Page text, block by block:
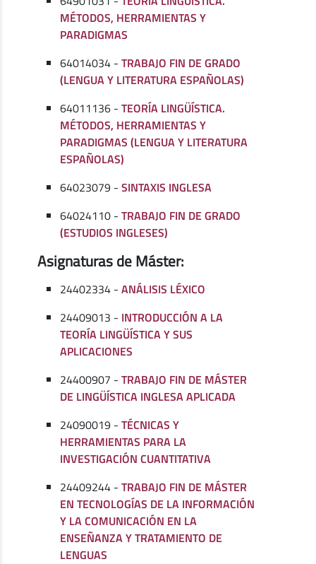
MÉTODOS, HERRAMIENTAS Y
PARADIGMAS
64014034 -TRABAJO FIN DE GRADO
(LENGUA Y LITERATURA ESPAÑOLAS)
64011136 -TEORÍA LINGÜÍSTICA.
MÉTODOS, HERRAMIENTAS Y
PARADIGMAS (LENGUA Y LITERATURA
ESPAÑOLAS)
64023079 -SINTAXIS INGLESA
64024110 -TRABAJO FIN DE GRADO
(ESTUDIOS INGLESES)
Asignaturas de Máster:
24402334 -ANÁLISIS LÉXICO
24409013 - INTRODUCCIÓN A LA
TEORÍA LINGÜÍSTICA Y SUS
APLICACIONES
24400907 -TRABAJO FIN DE MÁSTER
DE LINGÜÍSTICA INGLESA APLICADA
24090019 -TÉCNICAS Y
HERRAMIENTAS PARA LA
INVESTIGACIÓN CUANTITATIVA
24409244 -TRABAJO FIN DE MÁSTER
EN TECNOLOGÍAS DE LA INFORMACIÓN
Y LA COMUNICACIÓN EN LA
ENSEÑANZA Y TRATAMIENTO DE
LENGUAS